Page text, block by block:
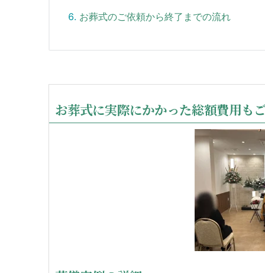
お葬式のご依頼から終了までの流れ
お葬式に実際にかかった総額費用も